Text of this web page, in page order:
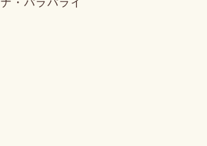
ナ・パラパライ